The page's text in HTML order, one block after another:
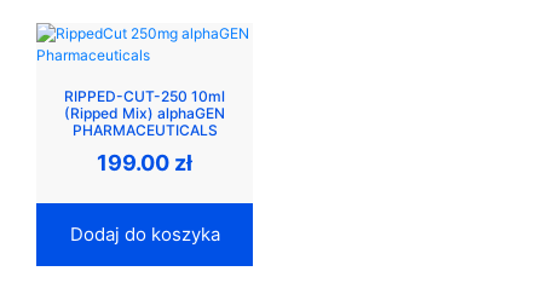
RIPPED-CUT-250 10ml
(Ripped Mix) alphaGEN
PHARMACEUTICALS
199.00 zł
Dodaj do koszyka